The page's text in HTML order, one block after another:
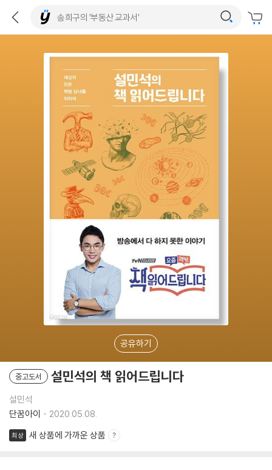
공유하기
중고도서 설민석의 책 읽어드립니다
설민석
단꿈아이
2020.05.08.
최상 새 상품에 가까운 상품